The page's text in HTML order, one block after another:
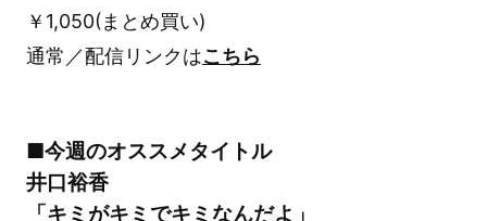
￥1,050(まとめ買い)
通常／配信リンクはこちら
■今週のオススメタイトル
井口裕香
「キミがキミでキミなんだよ」